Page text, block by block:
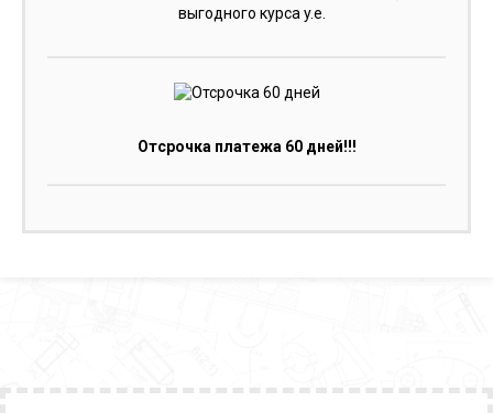
выгодного курса y.e.
Отсрочка платежа 60 дней!!!